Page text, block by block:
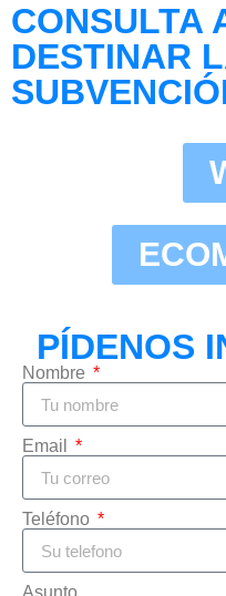
CONSULTA
DESTINAR
PÍDENOS
Nombre
Email
Teléfono